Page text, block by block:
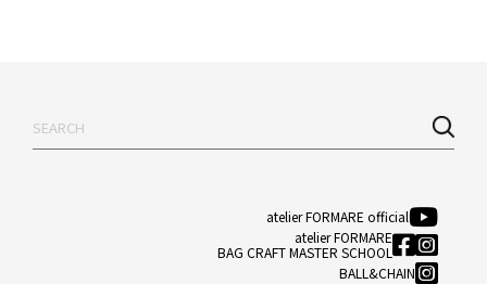
atelier FORMARE official
atelier FORMARE
BAG CRAFT MASTER SCHOOL
BALL&CHAIN